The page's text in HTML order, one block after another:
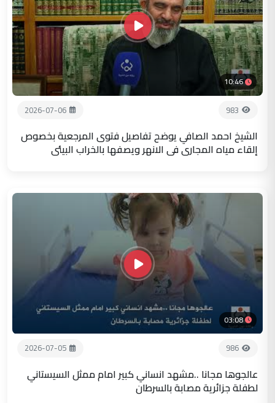
10:46
983
2026-07-06
الشيخ احمد الصافي يوضح تفاصيل فتوى المرجعية بخصوص
إلقاء مياه المجاري في الانهر ويصفها بالخراب البيئي
03:08
986
2026-07-05
عالجوها مجانا ..مشهد انساني كبير امام ممثل السيستاني
لطفلة جزائرية مصابة بالسرطان